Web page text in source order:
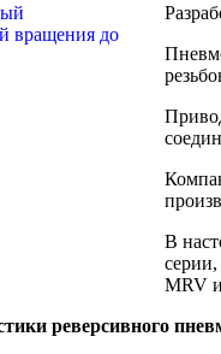
В
MRV
реверсивного